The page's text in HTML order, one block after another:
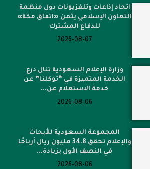
اتحاد إذاعات وتلفزيونات دول منظمة
التعاون الإسلامي يثمن «اتفاق مكة»
للدفاع المشترك
2026-08-07
وزارة الإعلام السعودية تنال درع
الخدمة المتميزة في “توكلنا” عن
خدمة الاستعلام عن...
2026-08-06
المجموعة السعودية للأبحاث
والإعلام تحقق 34.8 مليون ريال أرباحًا
في النصف الأول بزيادة...
2026-08-06